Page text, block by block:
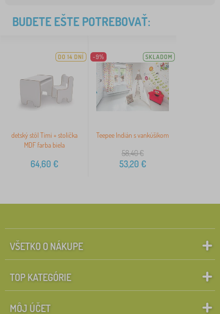
BUDETE EŠTE POTREBOVAŤ:
DO 14 DNÍ
detský stôl Timi + stolička
MDF farba biela
64,60 €
-9% SKLADOM
Teepee Indián s vankúšikom
58,40€
53,20 €
VŠETKO O NÁKUPE
TOP KATEGÓRIE
MÔJ ÚČET